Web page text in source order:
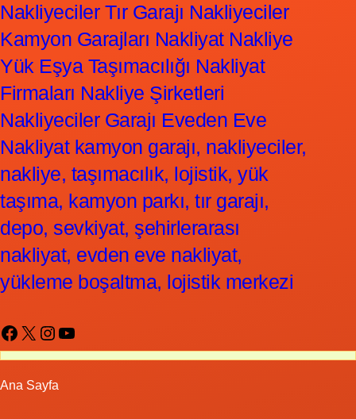
Nakliyeciler Tır Garajı Nakliyeciler
Kamyon Garajları Nakliyat Nakliye
Yük Eşya Taşımacılığı Nakliyat
Firmaları Nakliye Şirketleri
Nakliyeciler Garajı Eveden Eve
Nakliyat kamyon garajı, nakliyeciler,
nakliye, taşımacılık, lojistik, yük
taşıma, kamyon parkı, tır garajı,
depo, sevkiyat, şehirlerarası
nakliyat, evden eve nakliyat,
yükleme boşaltma, lojistik merkezi
Facebook X Instagram YouTube
Ana Sayfa